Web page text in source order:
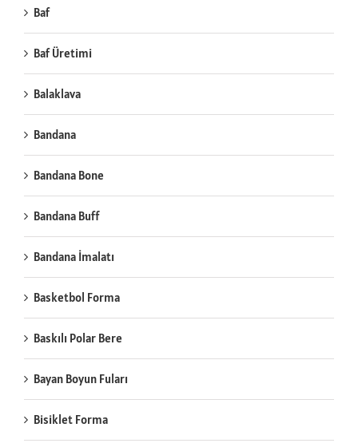
Baf
Baf Üretimi
Balaklava
Bandana
Bandana Bone
Bandana Buff
Bandana İmalatı
Basketbol Forma
Baskılı Polar Bere
Bayan Boyun Fuları
Bisiklet Forma